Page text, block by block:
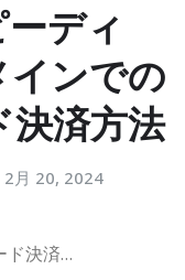
ディ
インでの
決済方法
2月 20, 2024
ド決済…